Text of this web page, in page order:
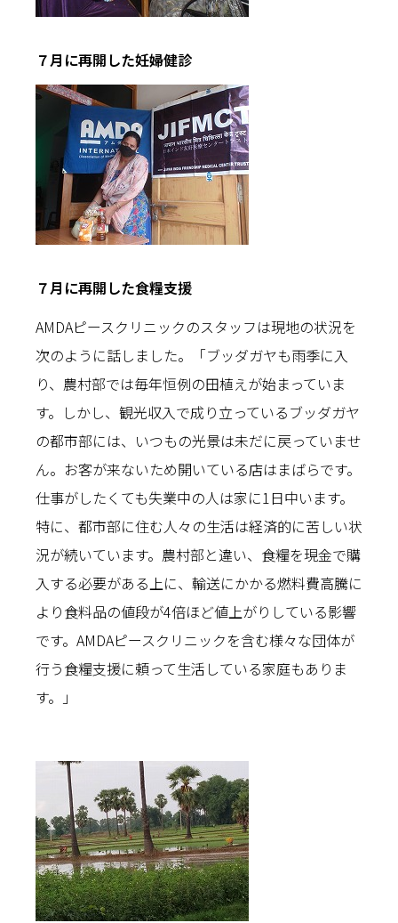
７月に再開した妊婦健診
７月に再開した食糧支援
AMDAピースクリニックのスタッフは現地の状況を
次のように話しました。「ブッダガヤも雨季に入
り、農村部では毎年恒例の田植えが始まっていま
す。しかし、観光収入で成り立っているブッダガヤ
の都市部には、いつもの光景は未だに戻っていませ
ん。お客が来ないため開いている店はまばらです。
仕事がしたくても失業中の人は家に1日中います。
特に、都市部に住む人々の生活は経済的に苦しい状
況が続いています。農村部と違い、食糧を現金で購
入する必要がある上に、輸送にかかる燃料費高騰に
より食料品の値段が4倍ほど値上がりしている影響
です。AMDAピースクリニックを含む様々な団体が
行う食糧支援に頼って生活している家庭もありま
す。」